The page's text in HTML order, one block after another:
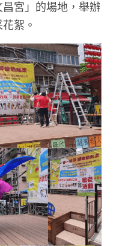
宮」的場地，舉辦
絮。